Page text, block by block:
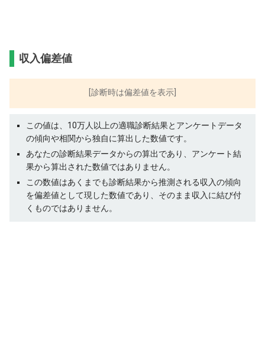
収入偏差値
[診断時は偏差値を表示]
この値は、10万人以上の適職診断結果とアンケートデータ
の傾向や相関から独自に算出した数値です。
あなたの診断結果データからの算出であり、アンケート結
果から算出された数値ではありません。
この数値はあくまでも診断結果から推測される収入の傾向
を偏差値として現した数値であり、そのまま収入に結び付
くものではありません。